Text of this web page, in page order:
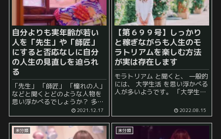
自分よりも実年齢が若い
人を「先生」や「師匠」
にすると否応なしに自分
の人生の見直しを迫られ
る
「先生」 「師匠」 「憧れの人」
などと聞くとどのような人物を
思い浮かべるでしょうか？ 多く
の人は自分よりも実年齢が上の
人を思い浮かべると思われま
す。 特に、「先生」という言葉
は「先に生まれた人」を示唆し
2021.12.17
【第６９９号】しっかり
と稼ぎながらも人生のモ
ラトリアムを楽しむ方法
が実は存在します
モラトリアム と聞くと、 一般的
には、 大学生活 を思い浮かべる
人が多いようです。 「大学生時
ることもありますよね。 実際に
は、最近の大学生は単位取得が
簡単ではない場...
2022.08.15
未分類 未分類